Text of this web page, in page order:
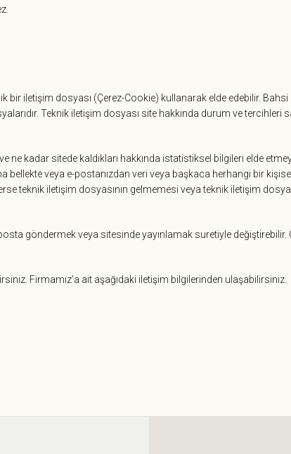
bir iletişim dosyası (Çerez-Cookie) kullanarak elde edebilir.
Teknik iletişim dosyası site hakkında durum ve tercihleri
kadar sitede kaldıkları hakkında istatistiksel bilgileri elde
veya e-postanızdan veri veya başkaca herhangi bir
teknik iletişim dosyasının gelmemesi veya teknik iletişim
göndermek veya sitesinde yayınlamak suretiyle
Firmamız’a ait aşağıdaki iletişim bilgilerinden ulaşabilirsiniz.